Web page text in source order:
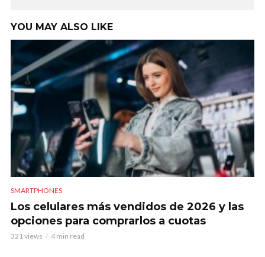
YOU MAY ALSO LIKE
SMARTPHONES
Los celulares más vendidos de 2026 y las
opciones para comprarlos a cuotas
321 views 4 min read